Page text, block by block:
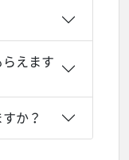
えます
か？